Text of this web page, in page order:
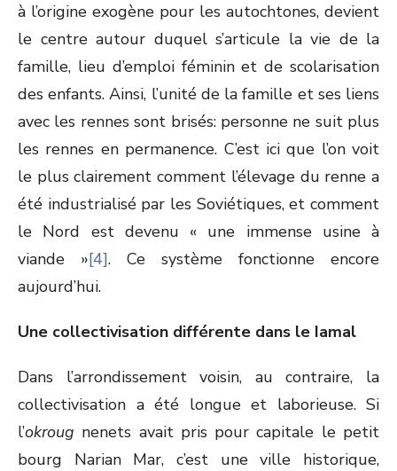
à l’origine exogène pour les autochtones, devient
le centre autour duquel s’articule la vie de la
famille, lieu d’emploi féminin et de scolarisation
des enfants. Ainsi, l’unité de la famille et ses liens
avec les rennes sont brisés: personne ne suit plus
les rennes en permanence. C’est ici que l’on voit
le plus clairement comment l’élevage du renne a
été industrialisé par les Soviétiques, et comment
le Nord est devenu « une immense usine à
viande »[4]. Ce système fonctionne encore
aujourd’hui.
Une collectivisation différente dans le Iamal
Dans l’arrondissement voisin, au contraire, la
collectivisation a été longue et laborieuse. Si
l’okroug nenets avait pris pour capitale le petit
bourg Narian Mar, c’est une ville historique,